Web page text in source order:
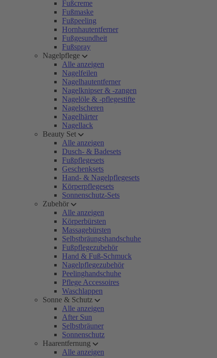
Fußcreme
Fußmaske
Fußpeeling
Hornhautentferner
Fußgesundheit
Fußspray
Nagelpflege
Alle anzeigen
Nagelfeilen
Nagelhautentferner
Nagelknipser & -zangen
Nagelöle & -pflegestifte
Nagelscheren
Nagelhärter
Nagellack
Beauty Set
Alle anzeigen
Dusch- & Badesets
Fußpflegesets
Geschenksets
Hand- & Nagelpflegesets
Körperpflegesets
Sonnenschutz-Sets
Zubehör
Alle anzeigen
Körperbürsten
Massagebürsten
Selbstbräungshandschuhe
Fußpflegezubehör
Hand & Fuß-Schmuck
Nagelpflegezubehör
Peelinghandschuhe
Pflege Accessoires
Waschlappen
Sonne & Schutz
Alle anzeigen
After Sun
Selbstbräuner
Sonnenschutz
Haarentfernung
Alle anzeigen